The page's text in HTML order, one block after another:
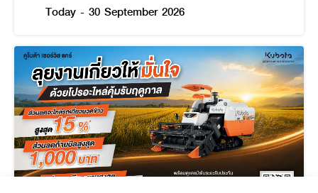
พฤษภาคม 2571
Today - 30 September 2026